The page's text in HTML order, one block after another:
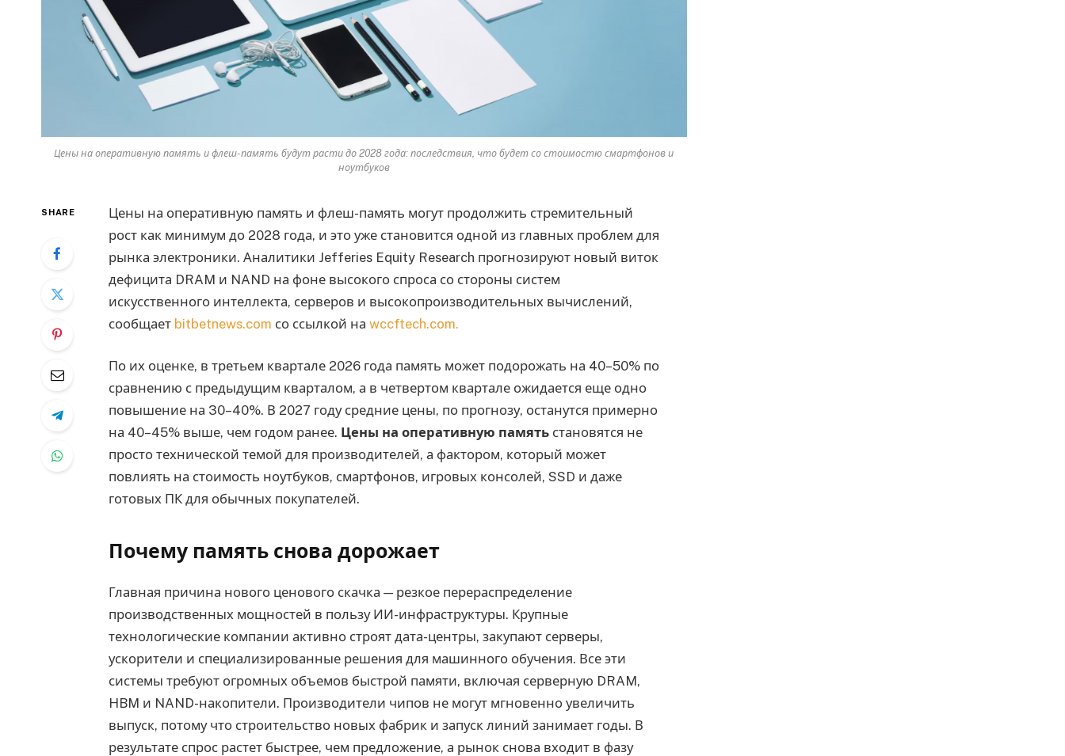
Цены на оперативную память и флеш-память будут расти до 2028 года: последствия, что будет со стоимостю смартфонов и
ноутбуков
SHARE
Цены на оперативную память и флеш-память могут продолжить стремительный
рост как минимум до 2028 года, и это уже становится одной из главных проблем для
рынка электроники. Аналитики Jefferies Equity Research прогнозируют новый виток
дефицита DRAM и NAND на фоне высокого спроса со стороны систем
искусственного интеллекта, серверов и высокопроизводительных вычислений,
сообщает bitbetnews.com со ссылкой на wccftech.com.
По их оценке, в третьем квартале 2026 года память может подорожать на 40–50% по
сравнению с предыдущим кварталом, а в четвертом квартале ожидается еще одно
повышение на 30–40%. В 2027 году средние цены, по прогнозу, останутся примерно
на 40–45% выше, чем годом ранее. Цены на оперативную памятьстановятся не
просто технической темой для производителей, а фактором, который может
повлиять на стоимость ноутбуков, смартфонов, игровых консолей, SSD и даже
готовых ПК для обычных покупателей.
Почему память снова дорожает
Главная причина нового ценового скачка — резкое перераспределение
производственных мощностей в пользу ИИ-инфраструктуры. Крупные
технологические компании активно строят дата-центры, закупают серверы,
ускорители и специализированные решения для машинного обучения. Все эти
системы требуют огромных объемов быстрой памяти, включая серверную DRAM,
HBM и NAND-накопители. Производители чипов не могут мгновенно увеличить
выпуск, потому что строительство новых фабрик и запуск линий занимает годы. В
результате спрос растет быстрее, чем предложение, а рынок снова входит в фазу